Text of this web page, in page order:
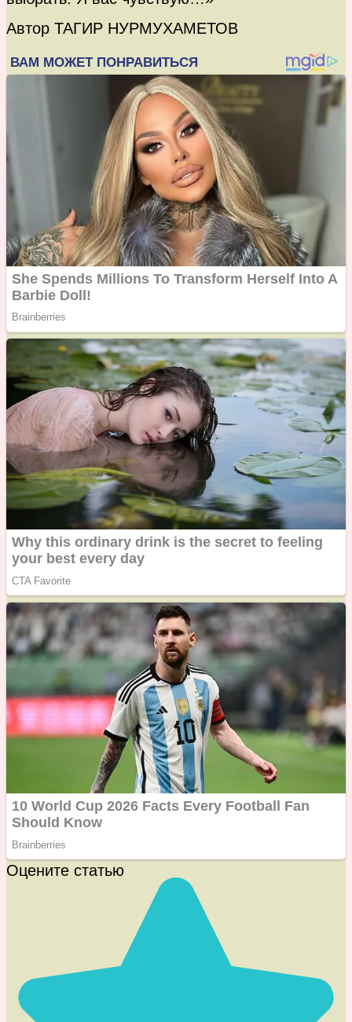
Автор ТАГИР НУРМУХАМЕТОВ
Оцените статью